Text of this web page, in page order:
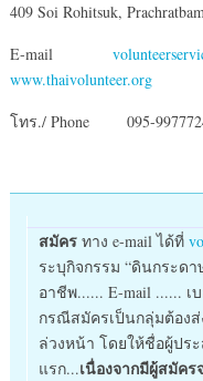
409 Soi Rohitsuk,
E-mail
www.thaivolunteer.org
โทร./ Phone 095-9977724
สมัครทาง e-mail ได้ที่
ระบุกิจกรรม “ดินกระดา
อาชีพ...... E-mail ......
กรณีสมัครเป็นกลุ่มต้องส่
ล่วงหน้า โดยให้ชื่อผู้ปร
แรก...เนื่องจากมีผู้สมัค